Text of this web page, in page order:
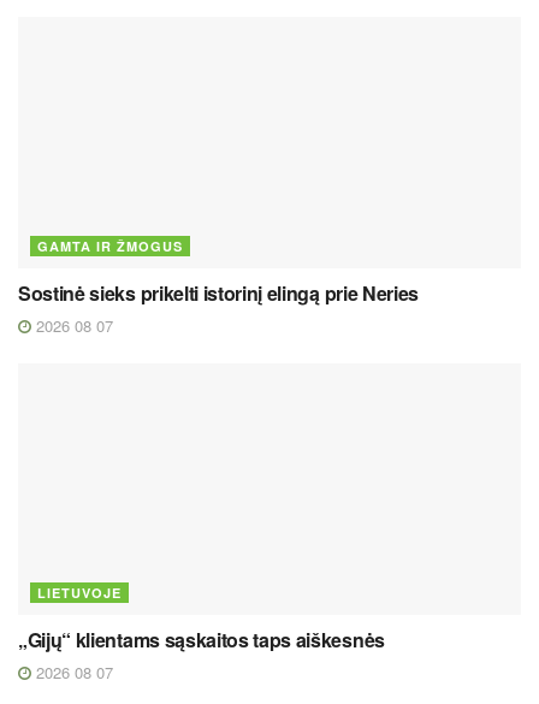
GAMTA IR ŽMOGUS
Sostinė sieks prikelti istorinį elingą prie Neries
2026 08 07
LIETUVOJE
„Gijų“ klientams sąskaitos taps aiškesnės
2026 08 07